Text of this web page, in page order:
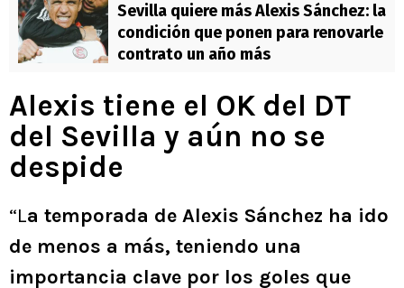
Sevilla quiere más Alexis Sánchez: la
condición que ponen para renovarle
contrato un año más
Alexis tiene el OK del DT
del Sevilla y aún no se
despide
“La temporada de Alexis Sánchez ha ido
de menos a más, teniendo una
importancia clave por los goles que